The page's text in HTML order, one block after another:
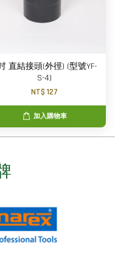
直結接頭(外徑) (型號YF-
S-4)
NT$ 127
加入購物車